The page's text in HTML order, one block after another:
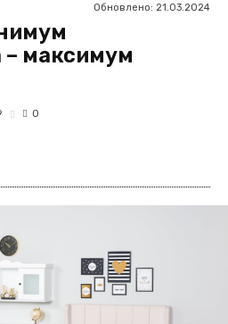
Обновлено: 21.03.2024
– максимум
0